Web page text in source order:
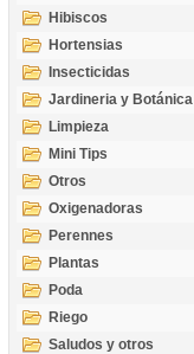
Hibiscos
Hortensias
Insecticidas
Jardineria y Botánica
Limpieza
Mini Tips
Otros
Oxigenadoras
Perennes
Plantas
Poda
Riego
Saludos y otros